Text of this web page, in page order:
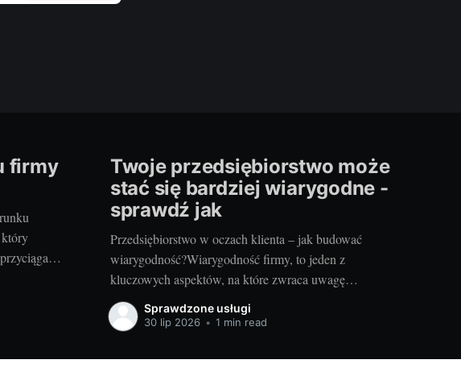
firmy
się
Twoje przedsiębiorstwo może
stać się bardziej wiarygodne -
sprawdź jak
Przedsiębiorstwo w oczach klienta – jak budować
wiarygodność?Wiarygodność firmy, to jeden z
kluczowych aspektów, na które zwraca uwagę
potencjalny klient. Decyzje zakupowe stają się coraz
częściej świadome, więc klient szuka informacji o firmie,
także certyfikaty. Odbiorca chce mieć pewność, że
Sprawdzone usługi
30 lip 2026 • 1 min read